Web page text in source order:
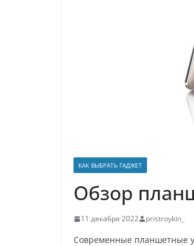
КАК ВЫБРАТЬ ГАДЖЕТ
Обзор
11 декабря 2022 pristroykin_
Современные планшетные